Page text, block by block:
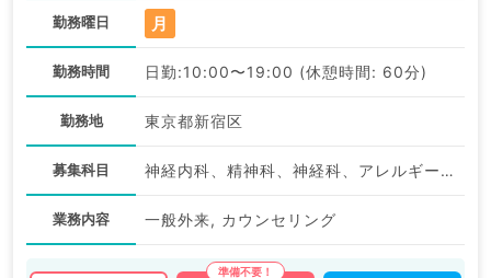
勤務曜日 月
勤務時間 日勤:10:00〜19:00 (休憩時間: 60分)
勤務地 東京都新宿区
募集科目 神経内科、精神科、神経科、アレルギー科、リウマチ科、小児科、整形外科、形成外科、美容外科、脳神経外科、呼吸器外科、心臓血管外科、小児外科、皮膚科、泌尿器科、産婦人科、産科、婦人科、眼科、耳鼻咽喉科、気管食道科、放射線科、リハビリテーション科、麻酔科、ペインクリニック、人工透析科、緩和ケア科、一般内科、循環器内科、呼吸器内科、消化器内科、内分泌・代謝内科、腎臓内科、老年内科、血液内科、外科系全般、一般外科、消化器外科、乳腺外科、総合診療科、美容皮膚科、健診・人間ドック、救急科・ＩＣＵ、病理科、基礎医学系、膠原病科、スポーツ整形外科、大腸・肛門外科、その他、産業医
業務内容 一般外来, カウンセリング